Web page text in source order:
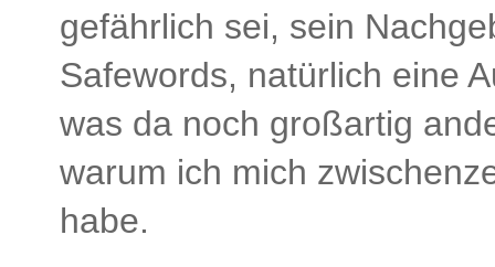
gefährlich sei, sein
Safewords, natürlich eine
was da noch großartig
warum ich mich
habe.